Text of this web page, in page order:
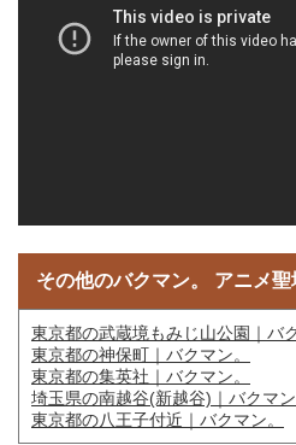
その他のバクマン。 アニメ聖
東京都の武蔵境もみじ山公園｜バ
東京都の神保町｜バクマン。
東京都の集英社｜バクマン。
埼玉県の南越谷(新越谷)｜バクマン
東京都の八王子付近｜バクマン。